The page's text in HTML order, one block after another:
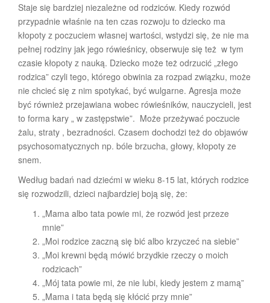
Staje się bardziej niezależne od rodziców. Kiedy rozwód
przypadnie właśnie na ten czas rozwoju to dziecko ma
kłopoty z poczuciem własnej wartości, wstydzi się, że nie ma
pełnej rodziny jak jego rówieśnicy, obserwuje się też w tym
czasie kłopoty z nauką. Dziecko może też odrzucić „złego
rodzica” czyli tego, którego obwinia za rozpad związku, może
nie chcieć się z nim spotykać, być wulgarne. Agresja może
być również przejawiana wobec rówieśników, nauczycieli, jest
to forma kary „ w zastępstwie”. Może przeżywać poczucie
żalu, straty , bezradności. Czasem dochodzi też do objawów
psychosomatycznych np. bóle brzucha, głowy, kłopoty ze
snem.
Według badań nad dziećmi w wieku 8-15 lat, których rodzice
się rozwodzili, dzieci najbardziej boją się, że:
„Mama albo tata powie mi, że rozwód jest przeze
mnie”
„Moi rodzice zaczną się bić albo krzyczeć na siebie”
„Moi krewni będą mówić brzydkie rzeczy o moich
rodzicach”
„Mój tata powie mi, że nie lubi, kiedy jestem z mamą”
„Mama i tata będą się kłócić przy mnie”